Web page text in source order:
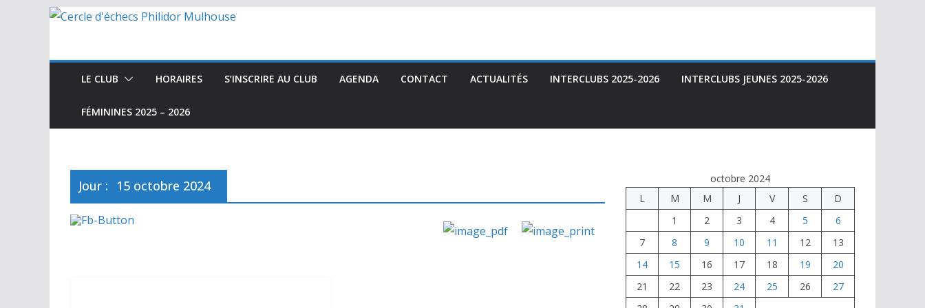
Passer
LE CLUB HORAIRES S’INSCRIRE AU CLUB AGENDA CONTACT ACTUALITÉS INTERCLUBS 2025-2026 INTERCLUBS JEUNES 2025-2026
FÉMININES 2025 – 2026
Jour : 15 octobre 2024
octobre 2024
L
M M J V S
D
1
2 3 4 5
6
7
8 9 10 11 12
13
14
15 16 17 18 19
20
21
22 23 24 25 26
27